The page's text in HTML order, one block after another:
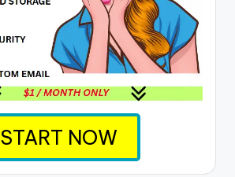
START NOW